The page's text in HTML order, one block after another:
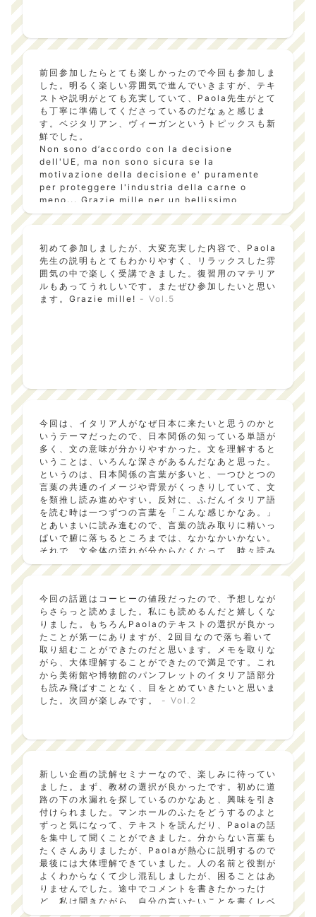
前回参加したらとても楽しかったので今回も参加しま
した。明るく楽しい雰囲気で進んでいきますが、テキ
ストや説明がとても充実していて、Paola先生がとて
も丁寧に準備してくださっているのだなぁと感じま
す。ベジタリアン、ヴィーガンというトピックスも新
鮮でした。
Non sono d’accordo con la decisione
dell'UE, ma non sono sicura se la
motivazione della decisione e' puramente
per proteggere l'industria della carne o
meno... Grazie mille per un bellissimo
seminario, istruttivo e divertente! - Vol.6
初めて参加しましたが、大変充実した内容で、Paola
先生の説明もとてもわかりやすく、リラックスした雰
囲気の中で楽しく受講できました。復習用のマテリア
ルもあってうれしいです。またぜひ参加したいと思い
ます。Grazie mille! - Vol.5
今回は、イタリア人がなぜ日本に来たいと思うのかと
いうテーマだったので、日本関係の知っている単語が
多く、文の意味が分かりやすかった。文を理解すると
いうことは、いろんな深さがあるんだなあと思った。
というのは、日本関係の言葉が多いと、一つひとつの
言葉の共通のイメージや背景がくっきりしていて、文
を類推し読み進めやすい。反対に、ふだんイタリア語
を読む時は一つずつの言葉を「こんな感じかなあ。」
とあいまいに読み進むので、言葉の読み取りに精いっ
ぱいで腑に落ちるところまでは、なかなかいかない。
それで、文全体の流れが分からなくなって、時々読み
間違えたりする。「わあ、イタリア人ってこんなふう
に感じるんだ。」と驚いたりもする。そのギャップが
アドバイスは、具体的なので楽しみながら読めた。今
回のテーマは、今までと視点を変えたという点で大変
良かった。Paolaは、毎回よく工夫を重ねていると思
い、感心した。次回が、楽しみ。 - Vol.3
今回の話題はコーヒーの値段だったので、予想しなが
らさらっと読めました。私にも読めるんだと嬉しくな
りました。もちろんPaolaのテキストの選択が良かっ
たことが第一にありますが、2回目なので落ち着いて
取り組むことができたのだと思います。メモを取りな
がら、大体理解することができたので満足です。これ
から美術館や博物館のパンフレットのイタリア語部分
も読み飛ばすことなく、目をとめていきたいと思いま
した。次回が楽しみです。 - Vol.2
新しい企画の読解セミナーなので、楽しみに待ってい
ました。まず、教材の選択が良かったです。初めに道
路の下の水漏れを探しているのかなあと、興味を引き
付けられました。マンホールのふたをどうするのよと
ずっと気になって、テキストを読んだり、Paolaの話
を集中して聞くことができました。分からない言葉も
たくさんありましたが、Paolaが熱心に説明するので
最後には大体理解できていました。人の名前と役割が
よくわからなくて少し混乱しましたが、困ることはあ
りませんでした。途中でコメントを書きたかったけ
ど、私は聞きながら、自分の言いたいことを書くレベ
ルには達していませんでした。今からテキストを落ち